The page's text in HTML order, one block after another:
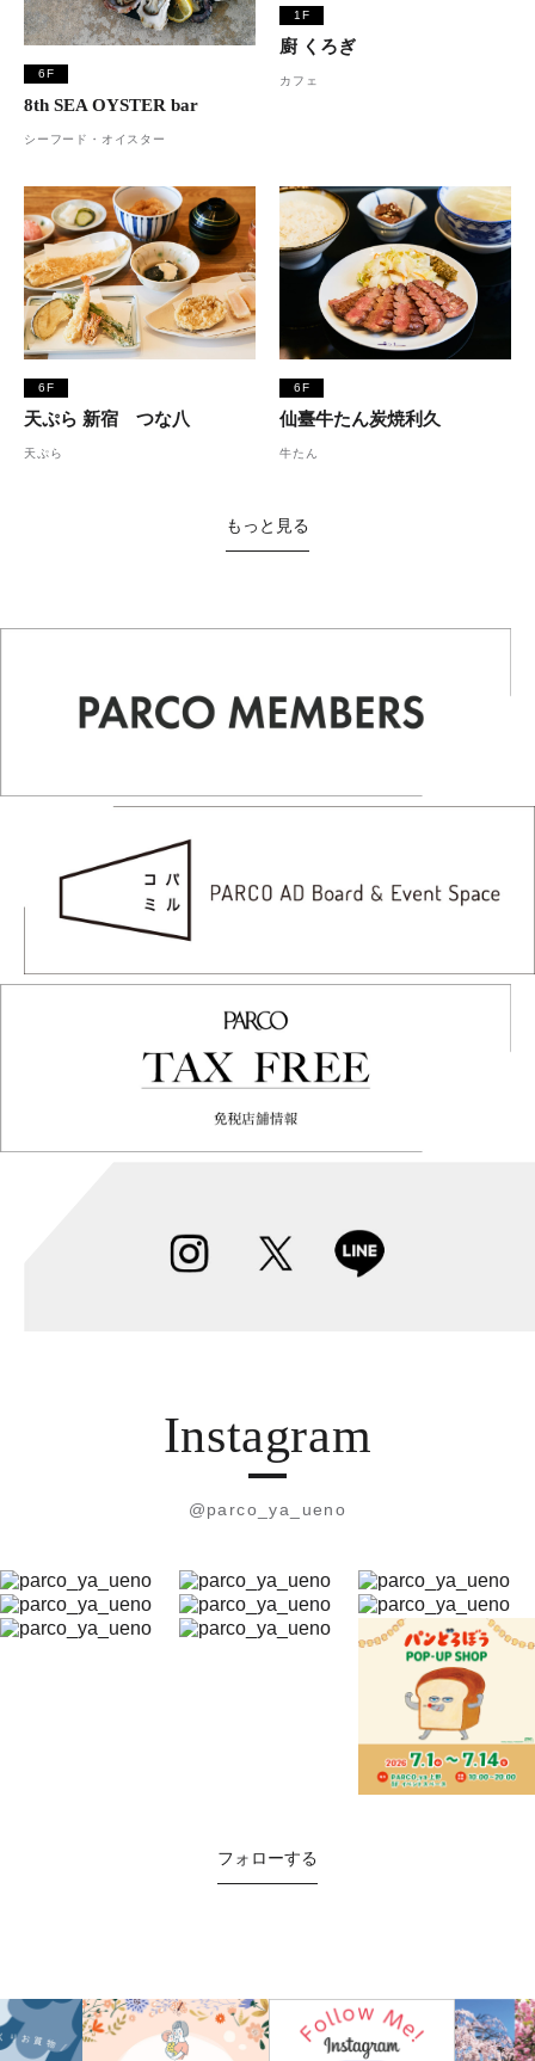
6F
8th SEA OYSTER bar
シーフード・オイスター
1F
廚 くろぎ
カフェ
6F
天ぷら 新宿 つな八
天ぷら
6F
仙臺牛たん炭焼利久
牛たん
もっと見る
Instagram
@parco_ya_ueno
フォローする